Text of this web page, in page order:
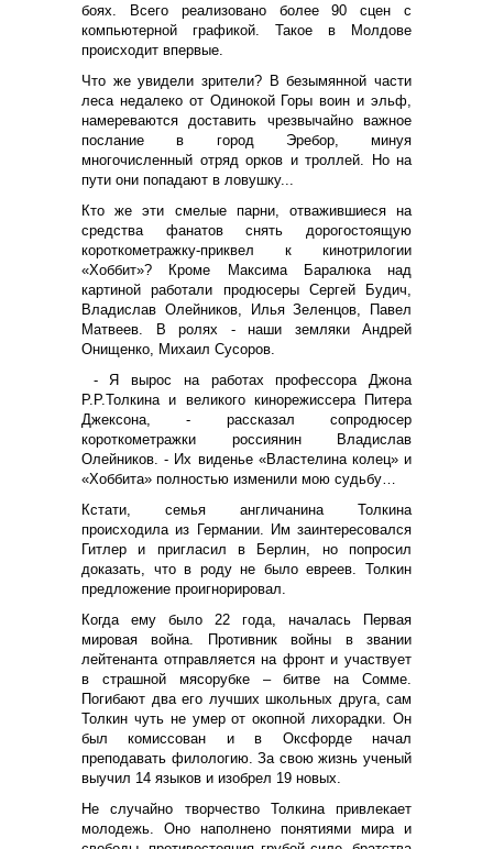
боях. Всего реализовано более 90 сцен с
компьютерной графикой. Такое в Молдове
происходит впервые.
Что же увидели зрители? В безымянной части
леса недалеко от Одинокой Горы воин и эльф,
намереваются доставить чрезвычайно важное
послание в город Эребор, минуя
многочисленный отряд орков и троллей. Но на
пути они попадают в ловушку...
Кто же эти смелые парни, отважившиеся на
средства фанатов снять дорогостоящую
короткометражку-приквел к кинотрилогии
«Хоббит»? Кроме Максима Баралюка над
картиной работали продюсеры Сергей Будич,
Владислав Олейников, Илья Зеленцов, Павел
Матвеев. В ролях - наши земляки Андрей
Онищенко, Михаил Сусоров.
- Я вырос на работах профессора Джона
Р.Р.Толкина и великого кинорежиссера Питера
Джексона, - рассказал сопродюсер
короткометражки россиянин Владислав
Олейников. - Их виденье «Властелина колец» и
«Хоббита» полностью изменили мою судьбу…
Кстати, семья англичанина Толкина
происходила из Германии. Им заинтересовался
Гитлер и пригласил в Берлин, но попросил
доказать, что в роду не было евреев. Толкин
предложение проигнорировал.
Когда ему было 22 года, началась Первая
мировая война. Противник войны в звании
лейтенанта отправляется на фронт и участвует
в страшной мясорубке – битве на Сомме.
Погибают два его лучших школьных друга, сам
Толкин чуть не умер от окопной лихорадки. Он
был комиссован и в Оксфорде начал
преподавать филологию. За свою жизнь ученый
выучил 14 языков и изобрел 19 новых.
Не случайно творчество Толкина привлекает
молодежь. Оно наполнено понятиями мира и